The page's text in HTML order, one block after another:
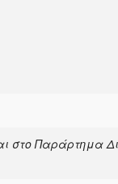
στο Παράρτημα